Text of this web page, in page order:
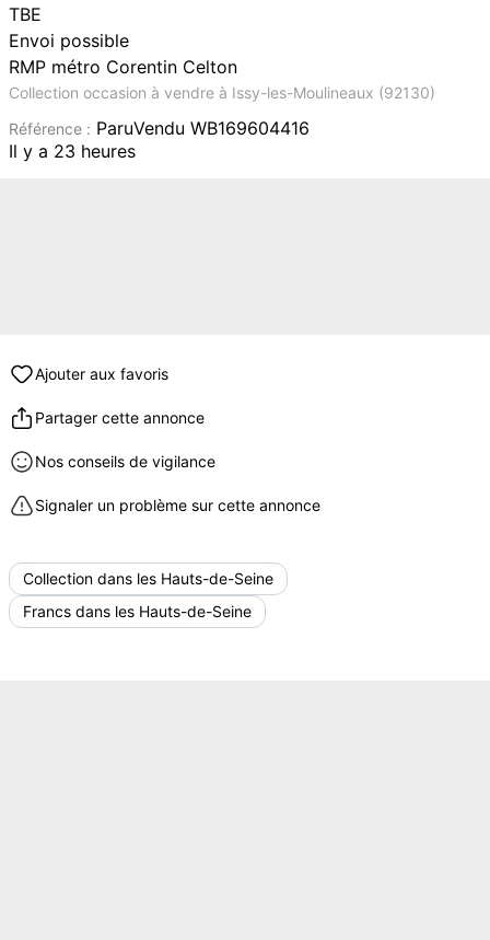
TBE
Envoi possible
RMP métro Corentin Celton
Collection occasion à vendre à Issy-les-Moulineaux (92130)
Référence : ParuVendu WB169604416
Il y a 23 heures
Ajouter aux favoris
Partager cette annonce
Nos conseils de vigilance
Signaler un problème sur cette annonce
Collection dans les Hauts-de-Seine
Francs dans les Hauts-de-Seine